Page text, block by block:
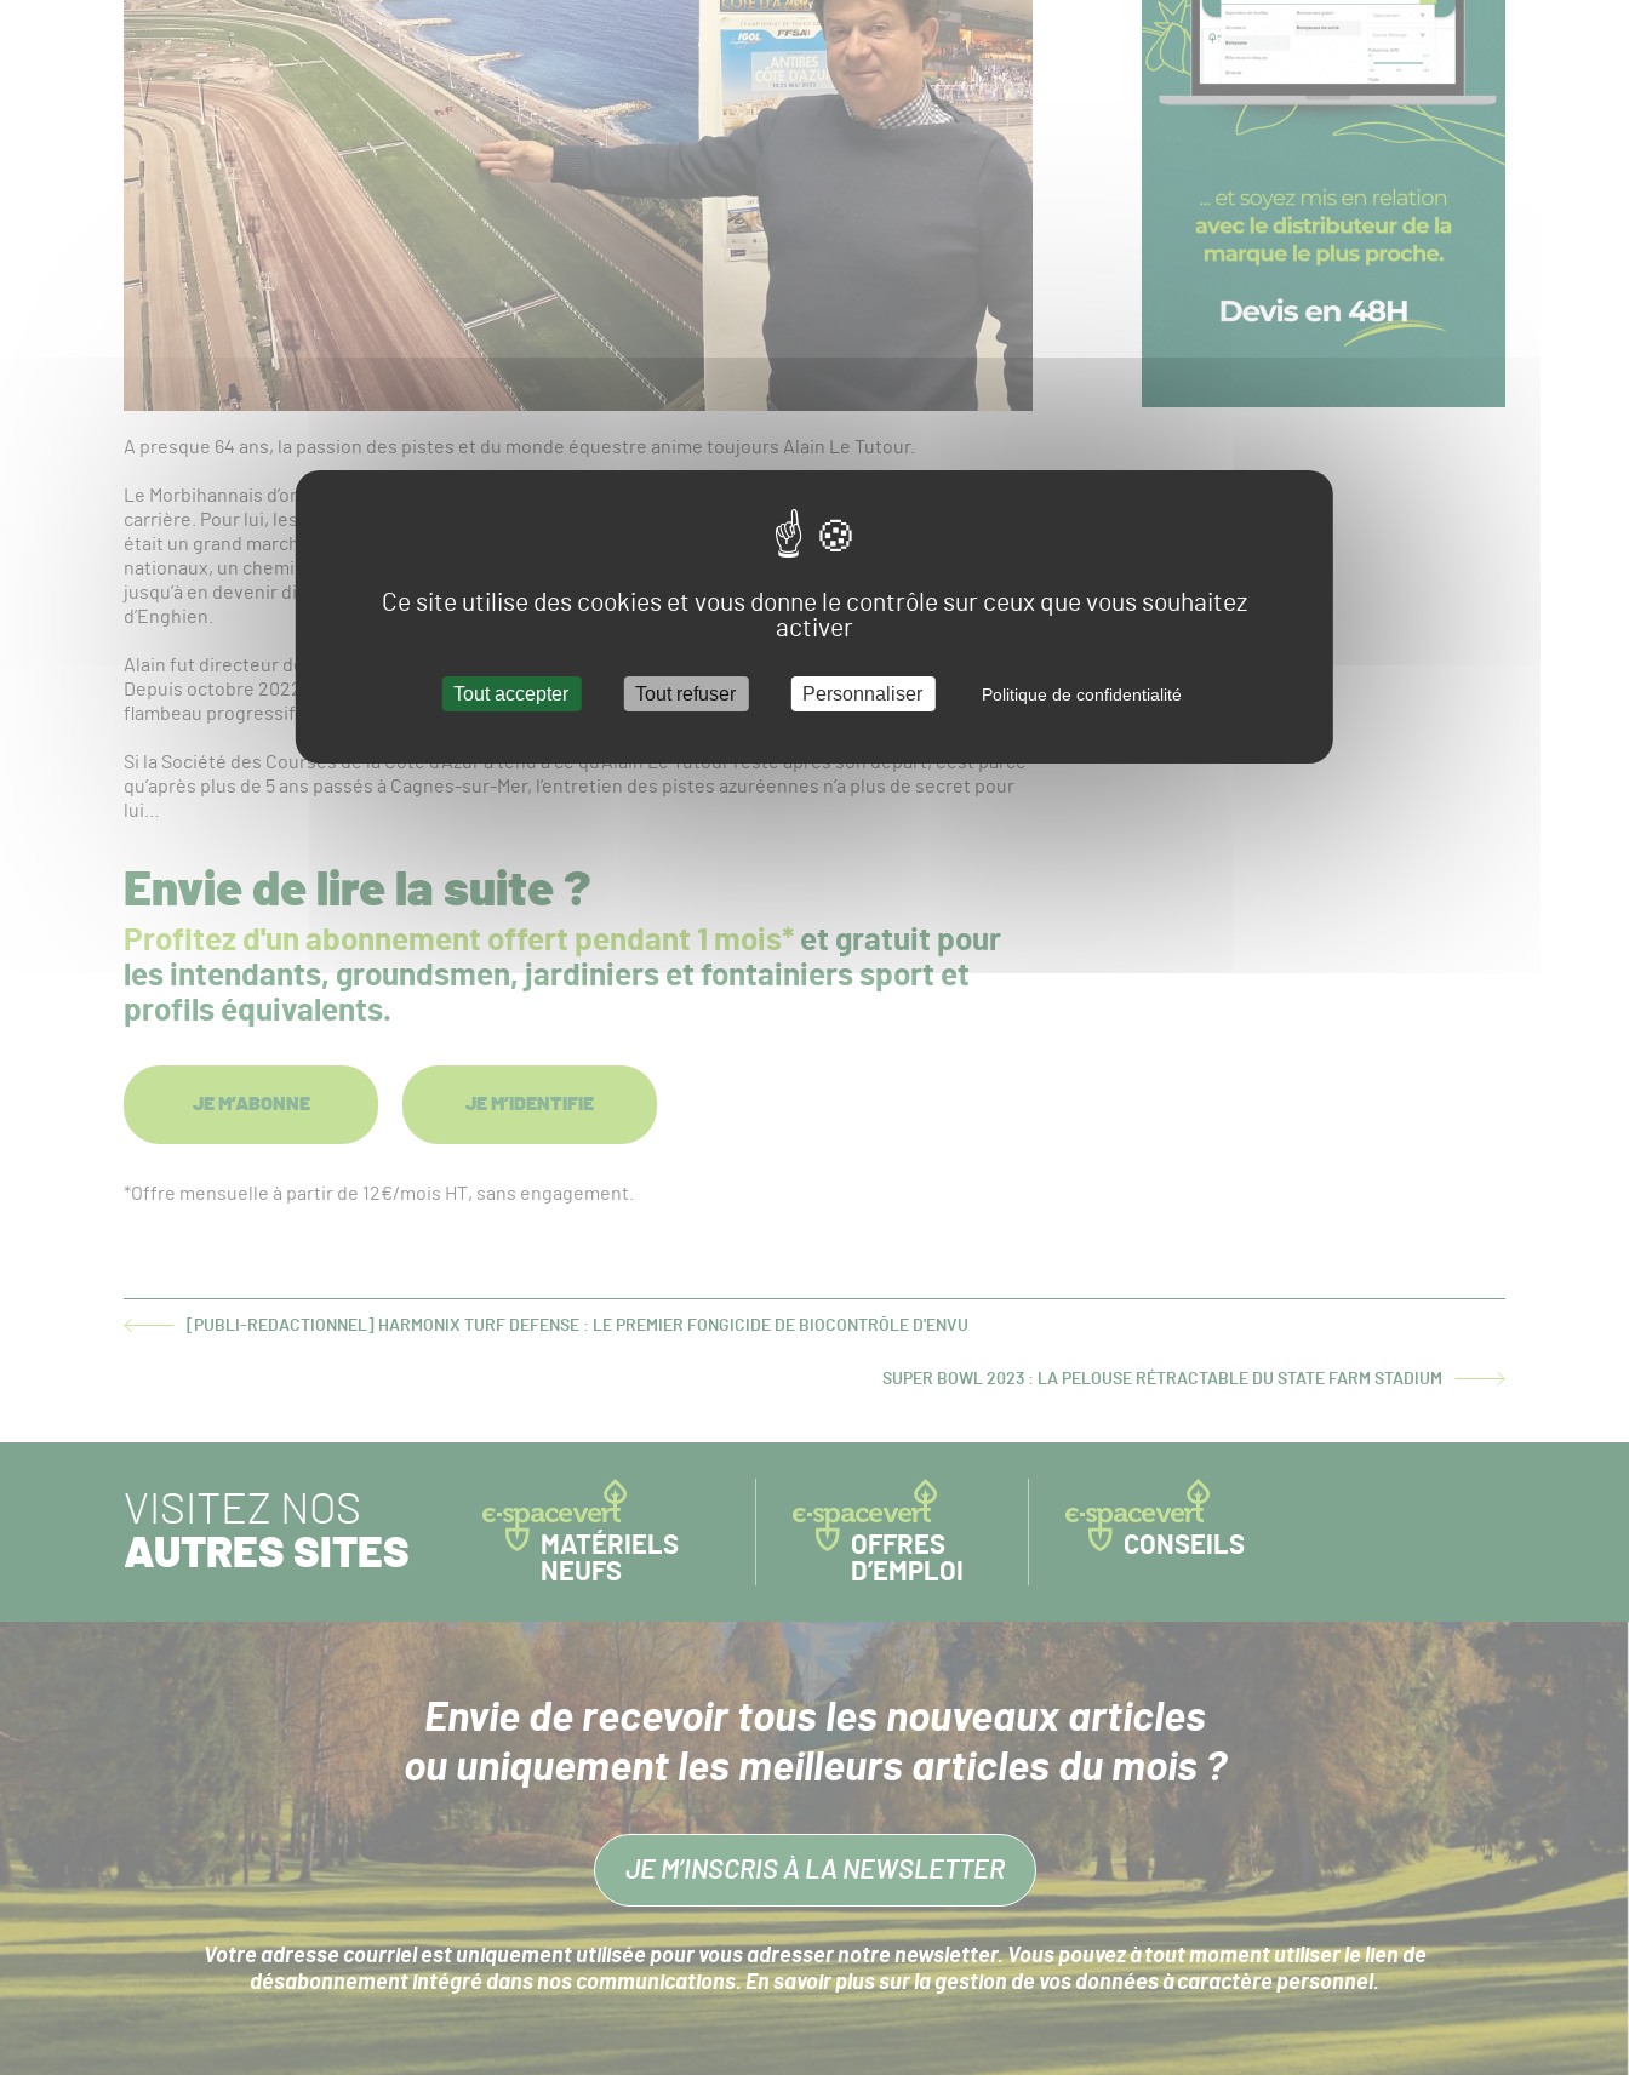
Ce site utilise des cookies et vous donne le contrôle sur ceux que vous souhaitez
activer
Tout accepter Tout refuser Personnaliser Politique de confidentialité
A presque 64 ans, la passion des pistes et du monde équestre anime toujours Alain Le Tutour.
Le Morbihannais d’origine a porté de multiples casquettes au sein du monde hippique au cours de sa
carrière. Pour lui, les chevaux sont une affaire de famille perdurant depuis 4 générations. Son grand-père
était un grand marchand de chevaux en Bretagne. Son père a passé toute sa carrière au sein des haras
nationaux, un chemin qu’Alain emprunta également durant près de 30 ans, le temps d’en gravir les échelons
jusqu’à en devenir directeur. Et aujourd’hui, son fils, Julius, est directeur des hippodromes de Vincennes et
d’Enghien.
Alain fut directeur de l’hippodrome d’Enghien durant 5 ans avant de s’installer à Cagnes-sur-Mer en 2017.
Depuis octobre 2022, il est à la retraite et assure un rôle précieux de consultant pour rendre le passage de
flambeau progressif.
Si la Société des Courses de la Côte d’Azur a tenu à ce qu’Alain Le Tutour reste après son départ, c’est parce
qu’après plus de 5 ans passés à Cagnes-sur-Mer, l’entretien des pistes azuréennes n’a plus de secret pour
lui…
Envie de lire la suite ?
Profitez d'un abonnement offert pendant 1 mois* et gratuit pour
les intendants, groundsmen, jardiniers et fontainiers sport et
profils équivalents.
JE M’ABONNE JE M’IDENTIFIE
*Offre mensuelle à partir de 12€/mois HT, sans engagement.
ARTICLE [PUBLI-REDACTIONNEL] HARMONIX TURF DEFENSE : LE PREMIER FONGICIDE DE BIOCONTRÔLE D'ENVU
ARTICLE
SUPER BOWL 2023 : LA PELOUSE RÉTRACTABLE DU STATE FARM STADIUM
VISITEZ NOS
AUTRES SITES
MATÉRIELS
NEUFS
OFFRES
D’EMPLOI
CONSEILS
Envie de recevoir tous les nouveaux articles
ou uniquement les meilleurs articles du mois ?
JE M’INSCRIS À LA NEWSLETTER
Votre adresse courriel est uniquement utilisée pour vous adresser notre newsletter. Vous pouvez à tout moment utiliser le lien de
désabonnement intégré dans nos communications. En savoir plus sur lagestion de vos données à caractère personnel.